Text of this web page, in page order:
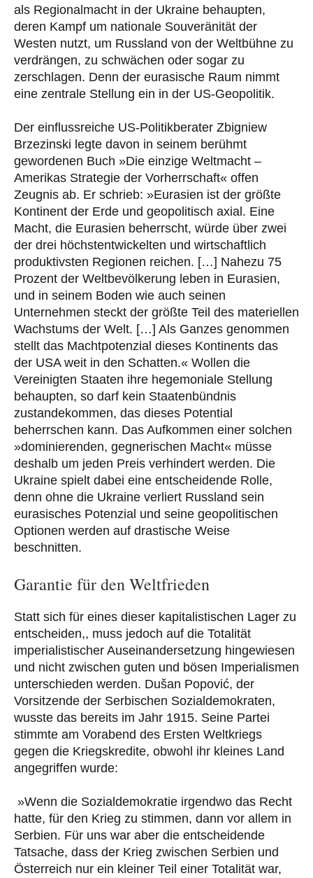
als Regionalmacht in der Ukraine behaupten,
deren Kampf um nationale Souveränität der
Westen nutzt, um Russland von der Weltbühne zu
verdrängen, zu schwächen oder sogar zu
zerschlagen. Denn der eurasische Raum nimmt
eine zentrale Stellung ein in der US-Geopolitik.
Der einflussreiche US-Politikberater Zbigniew
Brzezinski legte davon in seinem berühmt
gewordenen Buch »Die einzige Weltmacht –
Amerikas Strategie der Vorherrschaft« offen
Zeugnis ab. Er schrieb: »Eurasien ist der größte
Kontinent der Erde und geopolitisch axial. Eine
Macht, die Eurasien beherrscht, würde über zwei
der drei höchstentwickelten und wirtschaftlich
produktivsten Regionen reichen. […] Nahezu 75
Prozent der Weltbevölkerung leben in Eurasien,
und in seinem Boden wie auch seinen
Unternehmen steckt der größte Teil des materiellen
Wachstums der Welt. […] Als Ganzes genommen
stellt das Machtpotenzial dieses Kontinents das
der USA weit in den Schatten.« Wollen die
Vereinigten Staaten ihre hegemoniale Stellung
behaupten, so darf kein Staatenbündnis
zustandekommen, das dieses Potential
beherrschen kann. Das Aufkommen einer solchen
»dominierenden, gegnerischen Macht« müsse
deshalb um jeden Preis verhindert werden. Die
Ukraine spielt dabei eine entscheidende Rolle,
denn ohne die Ukraine verliert Russland sein
eurasisches Potenzial und seine geopolitischen
Optionen werden auf drastische Weise
beschnitten.
Garantie für den Weltfrieden
Statt sich für eines dieser kapitalistischen Lager zu
entscheiden,, muss jedoch auf die Totalität
imperialistischer Auseinandersetzung hingewiesen
und nicht zwischen guten und bösen Imperialismen
unterschieden werden. Dušan Popović, der
Vorsitzende der Serbischen Sozialdemokraten,
wusste das bereits im Jahr 1915. Seine Partei
stimmte am Vorabend des Ersten Weltkriegs
gegen die Kriegskredite, obwohl ihr kleines Land
angegriffen wurde:
»Wenn die Sozialdemokratie irgendwo das Recht
hatte, für den Krieg zu stimmen, dann vor allem in
Serbien. Für uns war aber die entscheidende
Tatsache, dass der Krieg zwischen Serbien und
Österreich nur ein kleiner Teil einer Totalität war,